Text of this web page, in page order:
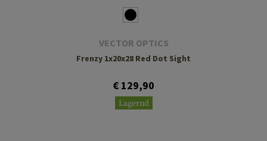
VECTOR OPTICS
Frenzy 1x20x28 Red Dot Sight
€ 129,90
Lagernd